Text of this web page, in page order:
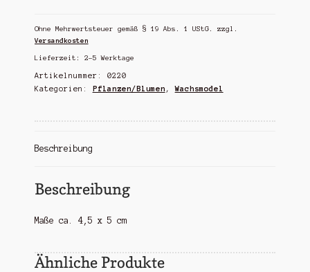
Ohne Mehrwertsteuer gemäß § 19 Abs. 1 UStG.
zzgl.
Versandkosten
Lieferzeit: 2-5 Werktage
Artikelnummer: 0220
Kategorien: Pflanzen/Blumen ,Wachsmodel
Beschreibung
Beschreibung
Maße ca. 4,5 x 5 cm
Ähnliche Produkte